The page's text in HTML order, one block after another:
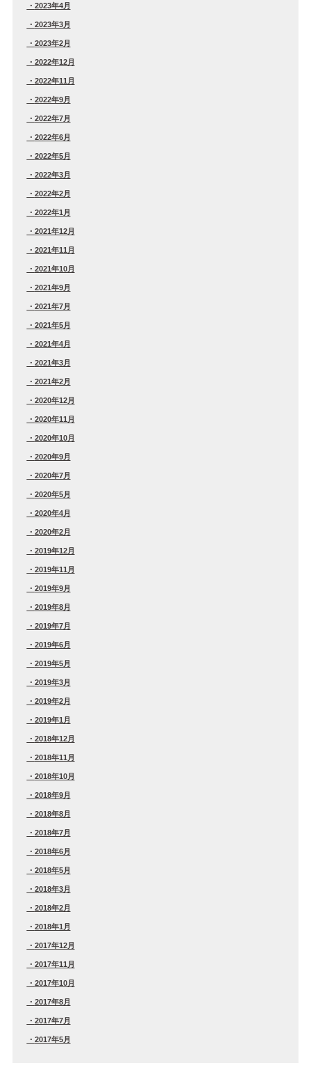
2023年4月
2023年3月
2023年2月
2022年12月
2022年11月
2022年9月
2022年7月
2022年6月
2022年5月
2022年3月
2022年2月
2022年1月
2021年12月
2021年11月
2021年10月
2021年9月
2021年7月
2021年5月
2021年4月
2021年3月
2021年2月
2020年12月
2020年11月
2020年10月
2020年9月
2020年7月
2020年5月
2020年4月
2020年2月
2019年12月
2019年11月
2019年9月
2019年8月
2019年7月
2019年6月
2019年5月
2019年3月
2019年2月
2019年1月
2018年12月
2018年11月
2018年10月
2018年9月
2018年8月
2018年7月
2018年6月
2018年5月
2018年3月
2018年2月
2018年1月
2017年12月
2017年11月
2017年10月
2017年8月
2017年7月
2017年5月